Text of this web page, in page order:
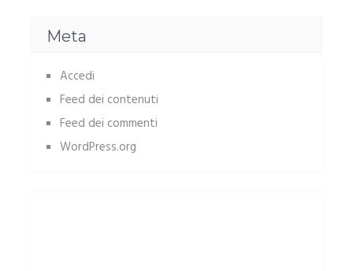
Meta
Accedi
Feed dei contenuti
Feed dei commenti
WordPress.org